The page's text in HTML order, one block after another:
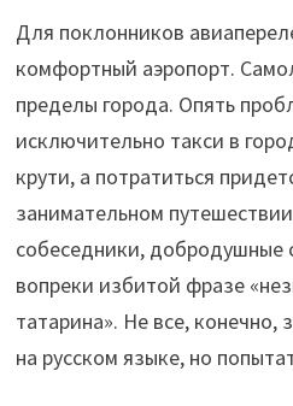
Для поклонников
комфортный аэропорт.
пределы города. Опять
исключительно такси в
крути, а потратиться
занимательном
собеседники, добродушные
вопреки избитой фразе
татарина». Не все, конечно,
на русском языке, но